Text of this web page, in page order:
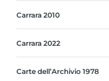
Carrara 2010
Carrara 2022
Carte dell’Archivio 1978